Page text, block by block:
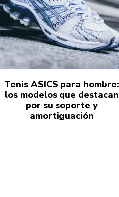
Tenis ASICS para hombre:
los modelos que destacan
por su soporte y
amortiguación